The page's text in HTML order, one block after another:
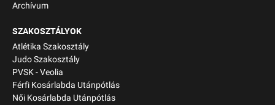
Archívum
SZAKOSZTÁLYOK
Atlétika Szakosztály
Judo Szakosztály
PVSK - Veolia
Férfi Kosárlabda Utánpótlás
Női Kosárlabda Utánpótlás